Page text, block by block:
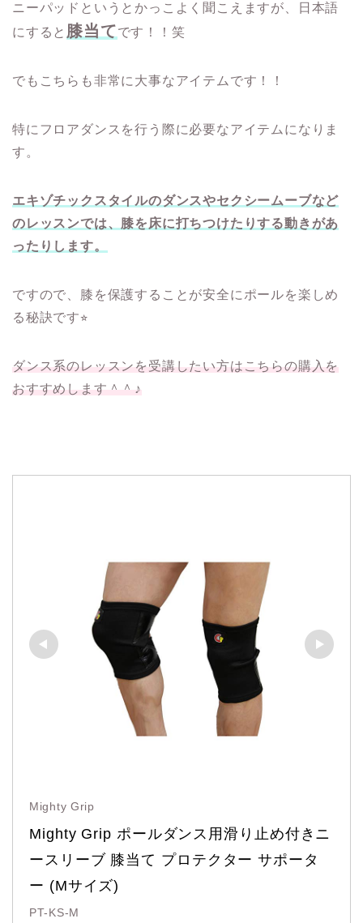
ニーパッドというとかっこよく聞こえますが、日本語
にすると 膝当てです！！笑
でもこちらも非常に大事なアイテムです！！
特にフロアダンスを行う際に必要なアイテムになりま
す。
エキゾチックスタイルのダンスやセクシームーブなど
のレッスンでは、膝を床に打ちつけたりする動きがあ
ったりします。
ですので、膝を保護することが安全にポールを楽しめ
る秘訣です⭐︎
ダンス系のレッスンを受講したい方はこちらの購入を
おすすめします＾＾♪
Mighty Grip
Mighty Grip ポールダンス用滑り止め付きニ
ースリーブ 膝当て プロテクター サポータ
ー (Mサイズ)
PT-KS-M